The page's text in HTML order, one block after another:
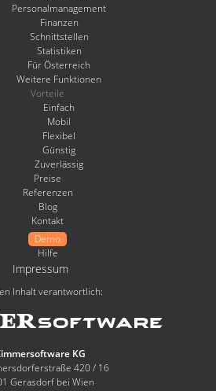
Personalmanagement
Finanzen
Schnittstellen
Statistiken
Für Österreich
Weitere Funktionen
Vorteile
Einfach
Mobil
Flexibel
Günstig
Zuverlässig
Preise
Referenzen
Blog
Kontakt
Demo
Hilfe
Impressum
Inhalt verantwortlich:
KG
420 / 16
Gerasdorf bei Wien